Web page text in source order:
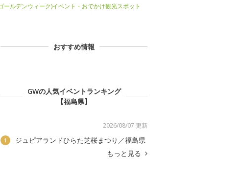
ールデンウィーク)イベント・おでかけ観光スポット
おすすめ情報
GWの人気イベントランキング
【福島県】
2026/08/07 更新
1
ジュピアランドひらた芝桜まつり／福島県
もっと見る